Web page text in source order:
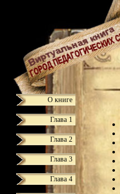
О книге
Глава 1
Глава 2
Глава 3
Глава 4